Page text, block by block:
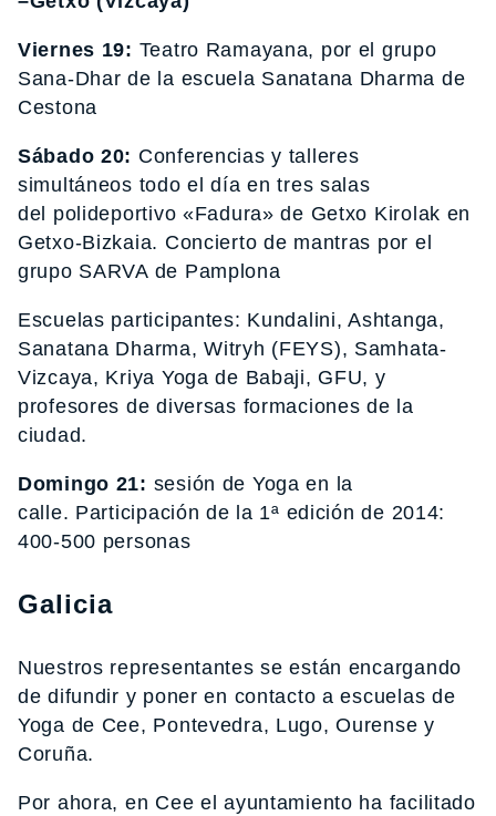
Viernes 19: Teatro Ramayana, por el grupo
Sana-Dhar de la escuela Sanatana Dharma de
Cestona
Sábado 20: Conferencias y talleres
simultáneos todo el día en tres salas
del polideportivo «Fadura» de Getxo Kirolak en
Getxo-Bizkaia. Concierto de mantras por el
grupo SARVA de Pamplona
Escuelas participantes: Kundalini, Ashtanga,
Sanatana Dharma, Witryh (FEYS), Samhata-
Vizcaya, Kriya Yoga de Babaji, GFU, y
profesores de diversas formaciones de la
ciudad.
Domingo 21: sesión de Yoga en la
calle. Participación de la 1ª edición de 2014:
400-500 personas
Galicia
Nuestros representantes se están encargando
de difundir y poner en contacto a escuelas de
Yoga de Cee, Pontevedra, Lugo, Ourense y
Coruña.
Por ahora, en Cee el ayuntamiento ha facilitado